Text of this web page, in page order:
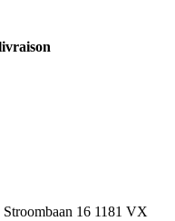
16 1181 VX